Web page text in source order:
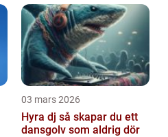
03 mars 2026
Hyra dj så skapar du ett
dansgolv som aldrig dör